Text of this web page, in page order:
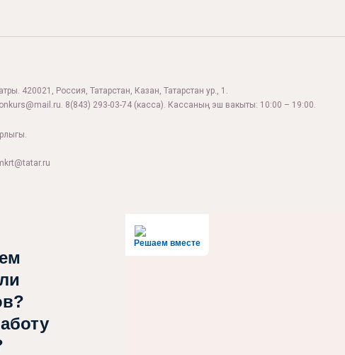
420021, Россия, Татарстан, Казан, Татарстан ур., 1.
. 8(843) 293-03-74 (касса). Кассаның эш вакыты: 10:00 – 19:00.
Решаем вместе